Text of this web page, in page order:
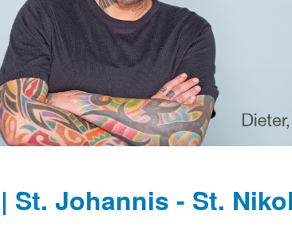
Johannis - St.